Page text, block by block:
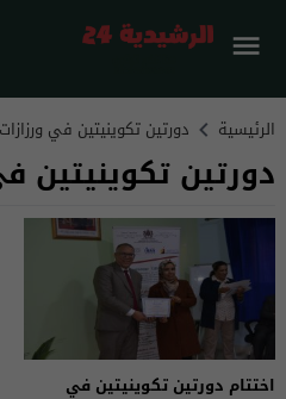
الرئيسية دورتين تكوينيتين في ورزازات
دورتين تكوينيتين
اختتام دورتين تكوينيتين في